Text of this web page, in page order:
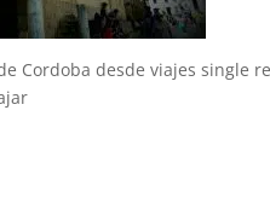
Cordoba desde viajes single